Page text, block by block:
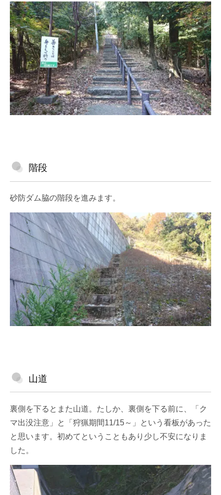
階段
砂防ダム脇の階段を進みます。
山道
裏側を下るとまた山道。たしか、裏側を下る前に、「ク
マ出没注意」と「狩猟期間11/15～」という看板があった
と思います。初めてということもあり少し不安になりま
した。